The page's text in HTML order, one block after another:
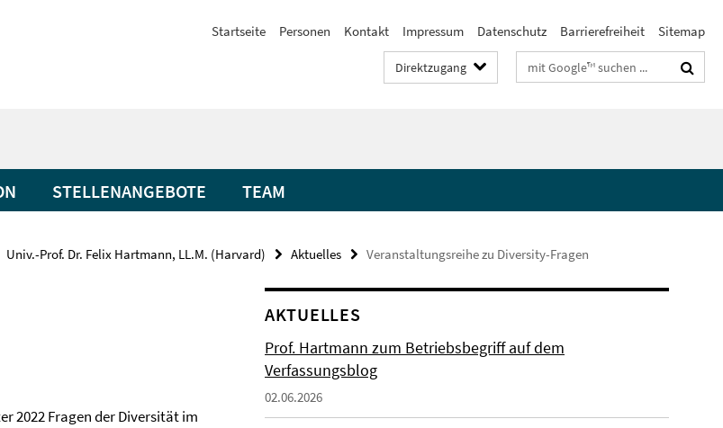
Startseite Personen Kontakt Impressum Datenschutz Barrierefreiheit Sitemap
Direktzugang Suchbegriffe
STELLENANGEBOTE TEAM
Univ.-Prof. Dr. Felix Hartmann, LL.M. (Harvard) Aktuelles Veranstaltungsreihe zu Diversity-Fragen
2022 Fragen der Diversität im
AKTUELLES
Prof. Hartmann zum Betriebsbegriff auf dem
Verfassungsblog
02.06.2026